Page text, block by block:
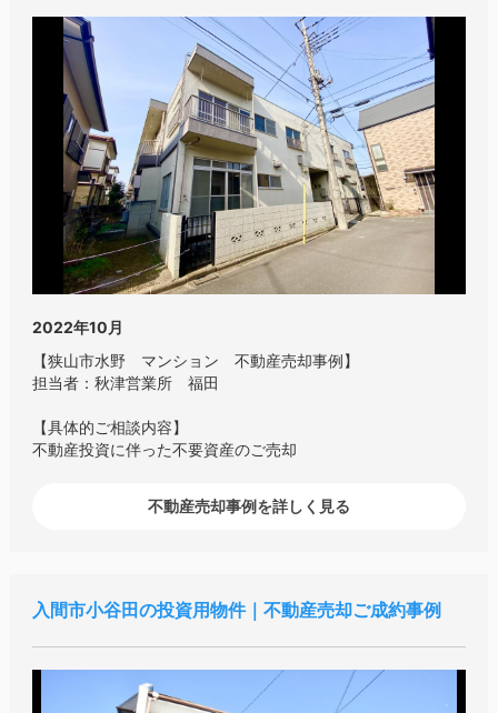
2022年10月
【狭山市水野 マンション 不動産売却事例】
担当者：秋津営業所 福田
【具体的ご相談内容】
不動産投資に伴った不要資産のご売却
不動産売却事例を詳しく見る
入間市小谷田の投資用物件｜不動産売却ご成約事例